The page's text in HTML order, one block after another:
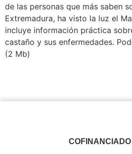
de las personas que más saben
Extremadura, ha visto la luz el
incluye información práctica
castaño y sus enfermedades.
(2 Mb)